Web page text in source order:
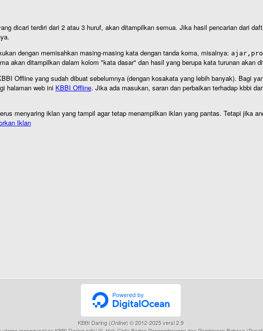
dicari terdiri dari 2 atau 3 huruf, akan ditampilkan semua. Jika hasil pencarian dari
dengan memisahkan masing-masing kata dengan tanda koma, misalnya:
akan ditampilkan dalam kolom "kata dasar" dan hasil yang berupa kata turunan akan
Offline yang sudah dibuat sebelumnya (dengan kosakata yang lebih banyak). Bagi
halaman web ini KBBI Offline. Jika ada masukan, saran dan perbaikan terhadap kbbi
menyaring iklan yang tampil agar tetap menampilkan iklan yang pantas. Tetapi jika
Iklan
KBBI Daring (Online) © 2012-2025 versi 2.9